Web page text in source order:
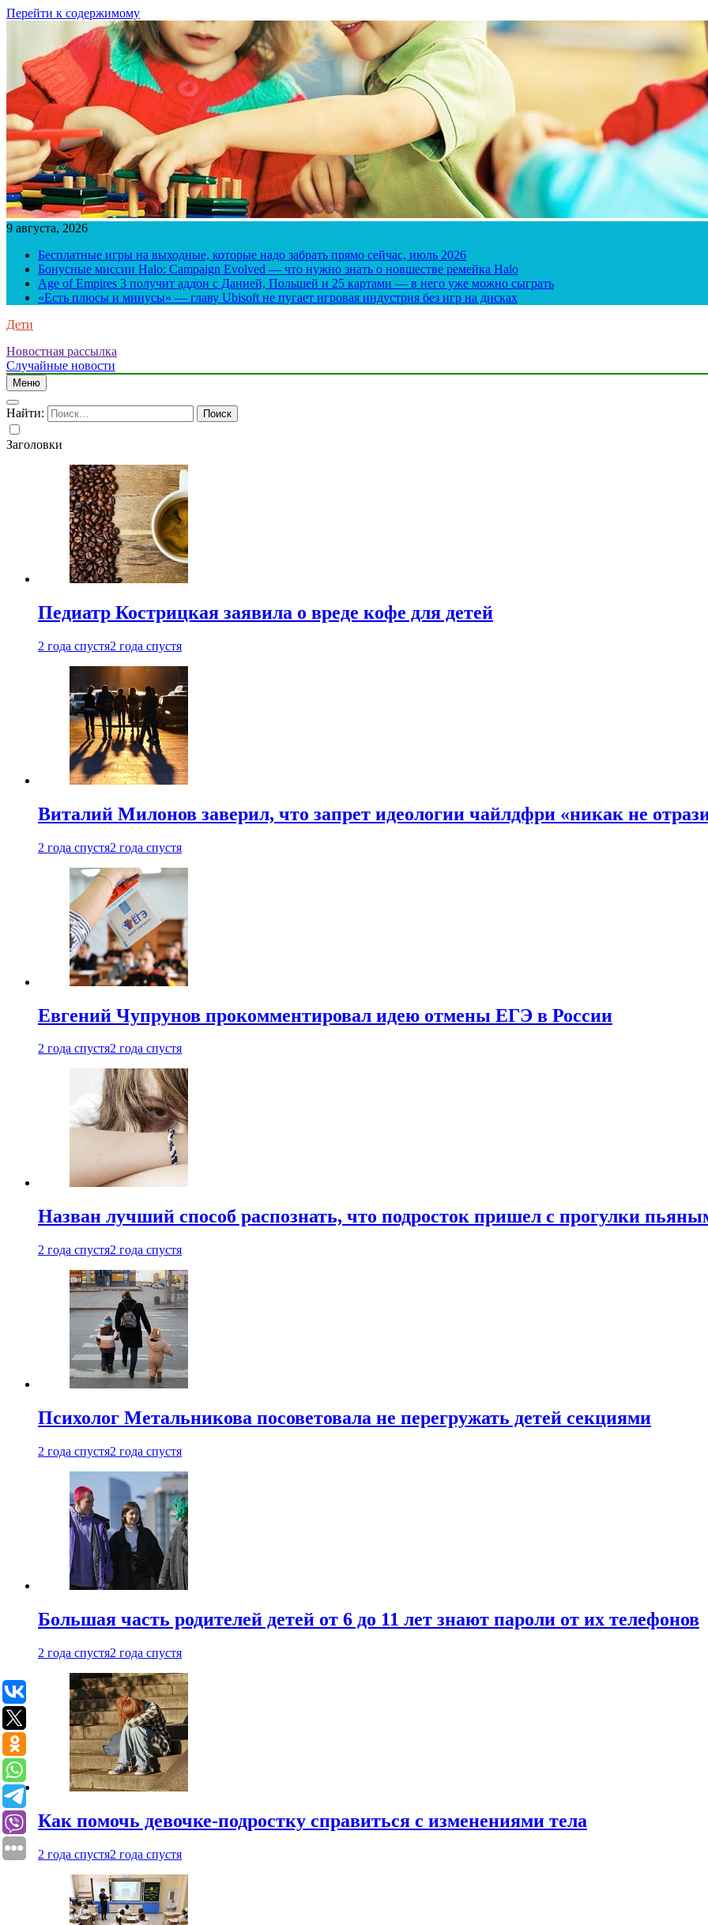
Перейти к содержимому
9 августа, 2026
Бесплатные игры на выходные, которые надо забрать прямо сейчас, июль 2026
Бонусные миссии Halo: Campaign Evolved — что нужно знать о новшестве ремейка Halo
Age of Empires 3 получит аддон с Данией, Польшей и 25 картами — в него уже можно сыграть
«Есть плюсы и минусы» — главу Ubisoft не пугает игровая индустрия без игр на дисках
Дети
Новостная рассылка
Случайные новости
Меню
Найти:
Заголовки
Педиатр Кострицкая заявила о вреде кофе для детей
2 года спустя2 года спустя
Виталий Милонов заверил, что запрет идеологии чайлдфри «никак не
2 года спустя2 года спустя
Евгений Чупрунов прокомментировал идею отмены ЕГЭ в России
2 года спустя2 года спустя
Назван лучший способ распознать, что подросток пришел с прогулки
2 года спустя2 года спустя
Психолог Метальникова посоветовала не перегружать детей секциями
2 года спустя2 года спустя
Большая часть родителей детей от 6 до 11 лет знают пароли от их телефонов
2 года спустя2 года спустя
Как помочь девочке-подростку справиться с изменениями тела
2 года спустя2 года спустя